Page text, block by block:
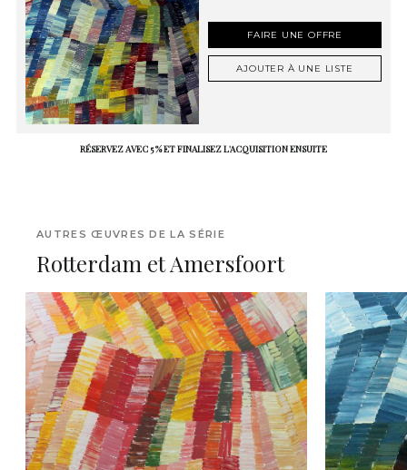
FAIRE UNE OFFRE
AJOUTER À UNE LISTE
RÉSERVEZ AVEC 5 % ET FINALISEZ L'ACQUISITION ENSUITE
AUTRES ŒUVRES DE LA SÉRIE
Rotterdam et Amersfoort